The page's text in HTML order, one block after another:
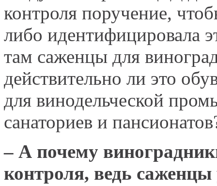
контроля поручение,
либо идентифицировала
там саженцы для
действительно ли это
для винодельческой
санаториев и
– А почему
контроля, ведь